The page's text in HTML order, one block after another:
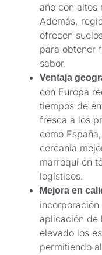
año con altos
Además,
ofrecen
para obtener
sabor.
Ventaja
con Europa
tiempos de
fresca a los
como
cercanía
marroquí en
logísticos.
Mejora en
aplicación de
elevado los
permitiendo